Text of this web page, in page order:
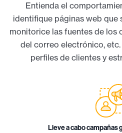
Entienda el
identifique páginas web que
monitorice las fuentes de los
del correo electrónico,
perfiles de clientes y
Lleve a cabo campañas